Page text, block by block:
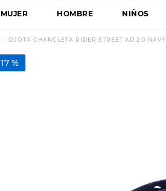
MUJER HOMBRE NIÑOS
OJOTA CHANCLETA RIDER STREET AD 2.0 NAVY
17 %
1.
botas
2.
skechers
3.